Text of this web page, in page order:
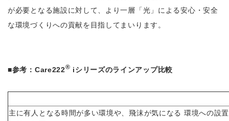
が必要となる施設に対して、より一層「光」による安心・安全
な環境づくりへの貢献を目指してまいります。
■参考：Care222® iシリーズのラインアップ比較
主に有人となる時間が多い環境や、飛沫が気になる 環境への設